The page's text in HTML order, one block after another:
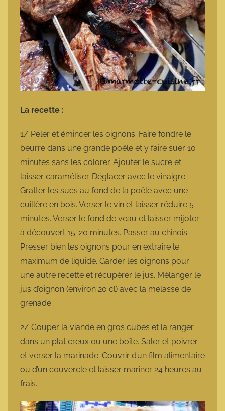
La recette :
1/ Peler et émincer les oignons. Faire fondre le
beurre dans une grande poêle et y faire suer 10
minutes sans les colorer. Ajouter le sucre et
laisser caraméliser. Déglacer avec le vinaigre.
Gratter les sucs au fond de la poêle avec une
cuillère en bois. Verser le vin et laisser réduire 5
minutes. Verser le fond de veau et laisser mijoter
à découvert 15-20 minutes. Passer au chinois.
Presser bien les oignons pour en extraire le
maximum de liquide. Garder les oignons pour
une autre recette et récupérer le jus. Mélanger le
jus d’oignon (environ 20 cl) avec la melasse de
grenade.
2/ Couper la viande en gros cubes et la ranger
dans un plat creux ou une boîte. Saler et poivrer
et verser la marinade. Couvrir d’un film alimentaire
ou d’un couvercle et laisser mariner 24 heures au
frais.